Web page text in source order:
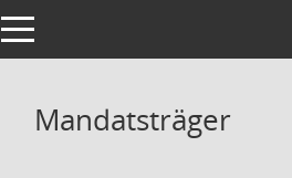
Toggle navigation
Mandatsträger